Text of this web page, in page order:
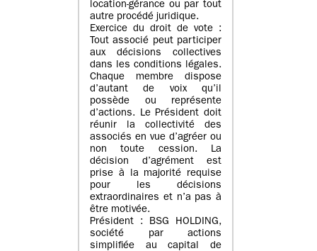
location-gérance ou par tout
autre procédé juridique.
Exercice du droit de vote :
Tout associé peut participer
aux décisions collectives
dans les conditions légales.
Chaque membre dispose
d’autant de voix qu’il
possède ou représente
d’actions. Le Président doit
réunir la collectivité des
associés en vue d’agréer ou
non toute cession. La
décision d’agrément est
prise à la majorité requise
pour les décisions
extraordinaires et n’a pas à
être motivée.
Président : BSG HOLDING,
société par actions
simplifiée au capital de